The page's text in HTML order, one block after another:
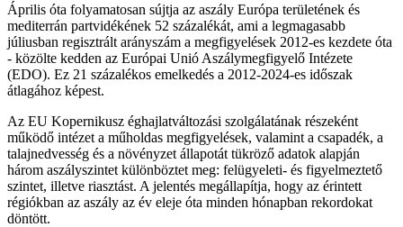
Április óta folyamatosan sújtja az aszály Európa területének és
mediterrán partvidékének 52 százalékát, ami a legmagasabb
júliusban regisztrált arányszám a megfigyelések 2012-es kezdete óta
- közölte kedden az Európai Unió Aszálymegfigyelő Intézete
(EDO). Ez 21 százalékos emelkedés a 2012-2024-es időszak
átlagához képest.
Az EU Kopernikusz éghajlatváltozási szolgálatának részeként
működő intézet a műholdas megfigyelések, valamint a csapadék, a
talajnedvesség és a növényzet állapotát tükröző adatok alapján
három aszályszintet különböztet meg: felügyeleti- és figyelmeztető
szintet, illetve riasztást. A jelentés megállapítja, hogy az érintett
régiókban az aszály az év eleje óta minden hónapban rekordokat
döntött.